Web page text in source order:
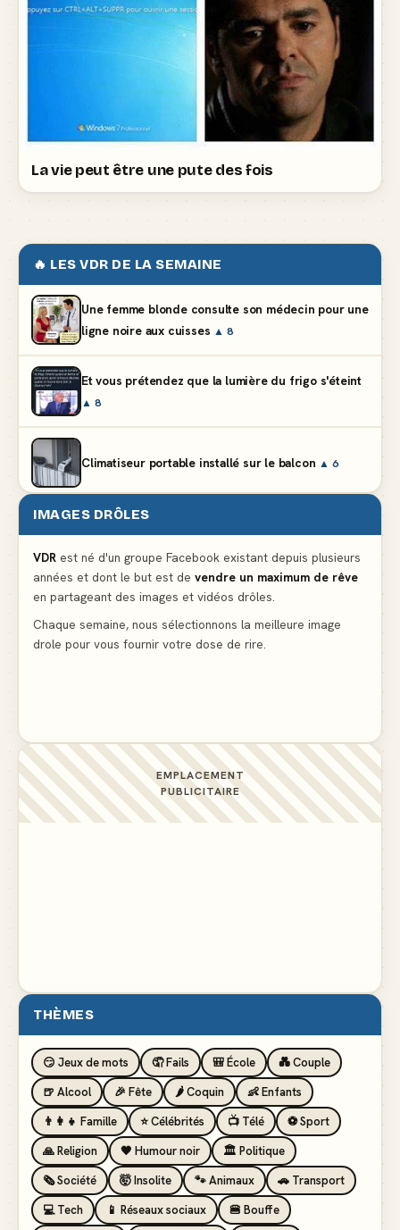
La vie peut être une pute des fois
🔥 LES VDR DE LA SEMAINE
Une femme blonde consulte son médecin pour une
ligne noire aux cuisses ▲ 8
Et vous prétendez que la lumière du frigo s'éteint
▲ 8
Climatiseur portable installé sur le balcon ▲ 6
Partager l'addition alors que vous n'avez pris
Le mendiant revient avec un livre de cuisine
IMAGES DRÔLES
VDR est né d'un groupe Facebook existant depuis plusieurs
années et dont le but est de vendre un maximum de rêve
en partageant des images et vidéos drôles.
Chaque semaine, nous sélectionnons la meilleure image
drole pour vous fournir votre dose de rire.
EMPLACEMENT
PUBLICITAIRE
THÈMES
😏 Jeux de mots 🤦 Fails 🎒 École
💑 Couple
🍺 Alcool
🎉 Fête 🌶️ Coquin
👶 Enfants
👨‍👩‍👧 Famille
⭐ Célébrités 📺 Télé
⚽ Sport
🙏 Religion
🖤 Humour noir
🏛️ Politique
🗞️ Société
🤯 Insolite 🐾 Animaux
🚗 Transport
💻 Tech
📱 Réseaux sociaux
🍔 Bouffe